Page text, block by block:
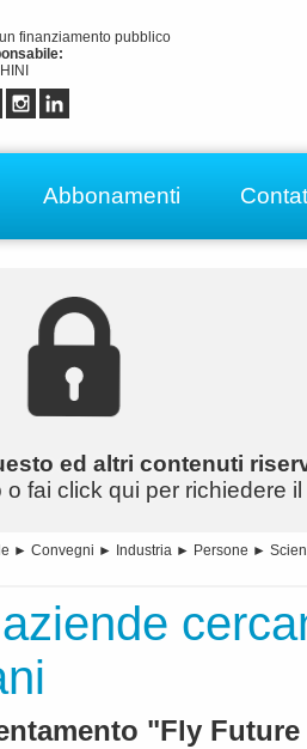
finanziamento pubblico
Abbonamenti
ed altri contenuti
fai click qui per richiedere
► Convegni ► Industria ► Persone ►
"Fly Future